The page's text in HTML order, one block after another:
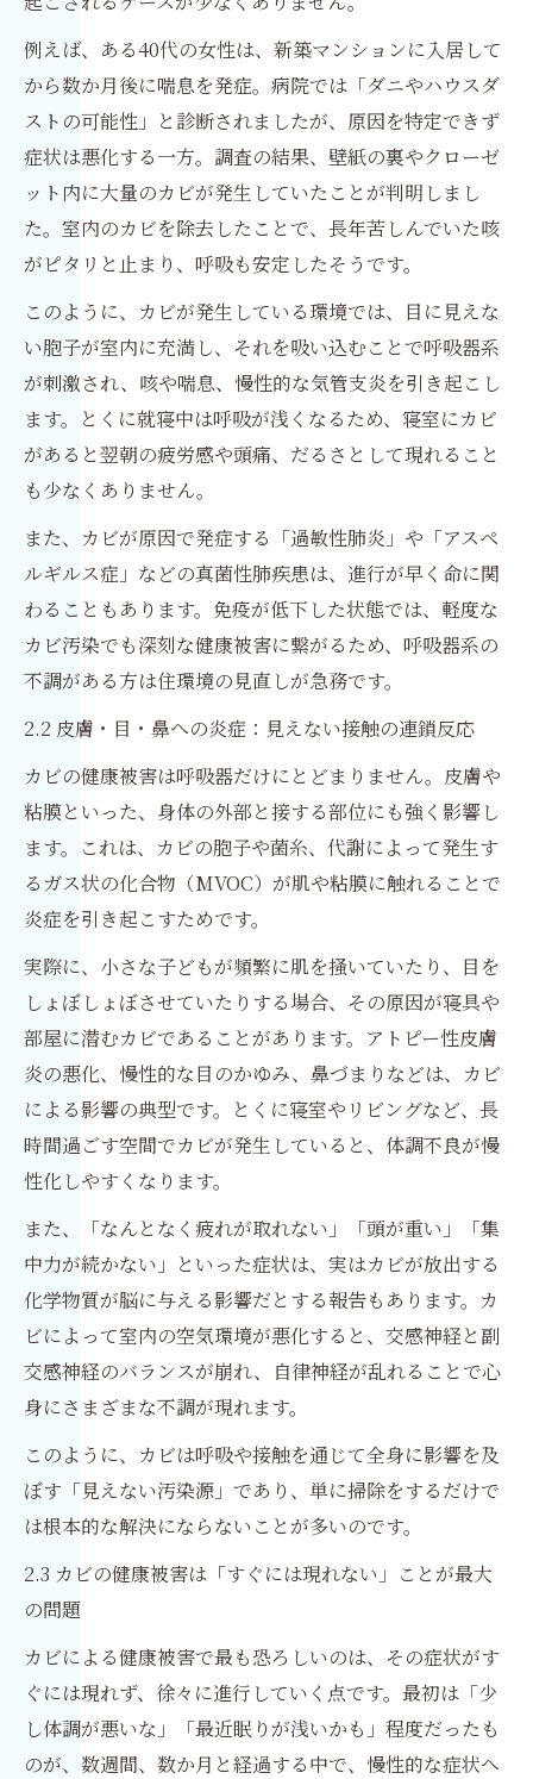
例えば、ある40代の女性は、新築マンションに入居して
から数か月後に喘息を発症。病院では「ダニやハウスダ
ストの可能性」と診断されましたが、原因を特定できず
症状は悪化する一方。調査の結果、壁紙の裏やクローゼ
ット内に大量のカビが発生していたことが判明しまし
た。室内のカビを除去したことで、長年苦しんでいた咳
がピタリと止まり、呼吸も安定したそうです。
このように、カビが発生している環境では、目に見えな
い胞子が室内に充満し、それを吸い込むことで呼吸器系
が刺激され、咳や喘息、慢性的な気管支炎を引き起こし
ます。とくに就寝中は呼吸が浅くなるため、寝室にカビ
があると翌朝の疲労感や頭痛、だるさとして現れること
も少なくありません。
また、カビが原因で発症する「過敏性肺炎」や「アスペ
ルギルス症」などの真菌性肺疾患は、進行が早く命に関
わることもあります。免疫が低下した状態では、軽度な
カビ汚染でも深刻な健康被害に繋がるため、呼吸器系の
不調がある方は住環境の見直しが急務です。
2.2 皮膚・目・鼻への炎症：見えない接触の連鎖反応
カビの健康被害は呼吸器だけにとどまりません。皮膚や
粘膜といった、身体の外部と接する部位にも強く影響し
ます。これは、カビの胞子や菌糸、代謝によって発生す
るガス状の化合物（MVOC）が肌や粘膜に触れることで
炎症を引き起こすためです。
実際に、小さな子どもが頻繁に肌を掻いていたり、目を
しょぼしょぼさせていたりする場合、その原因が寝具や
部屋に潜むカビであることがあります。アトピー性皮膚
炎の悪化、慢性的な目のかゆみ、鼻づまりなどは、カビ
による影響の典型です。とくに寝室やリビングなど、長
時間過ごす空間でカビが発生していると、体調不良が慢
性化しやすくなります。
また、「なんとなく疲れが取れない」「頭が重い」「集
中力が続かない」といった症状は、実はカビが放出する
化学物質が脳に与える影響だとする報告もあります。カ
ビによって室内の空気環境が悪化すると、交感神経と副
交感神経のバランスが崩れ、自律神経が乱れることで心
身にさまざまな不調が現れます。
このように、カビは呼吸や接触を通じて全身に影響を及
ぼす「見えない汚染源」であり、単に掃除をするだけで
は根本的な解決にならないことが多いのです。
2.3 カビの健康被害は「すぐには現れない」ことが最大
の問題
カビによる健康被害で最も恐ろしいのは、その症状がす
ぐには現れず、徐々に進行していく点です。最初は「少
し体調が悪いな」「最近眠りが浅いかも」程度だったも
のが、数週間、数か月と経過する中で、慢性的な症状へ